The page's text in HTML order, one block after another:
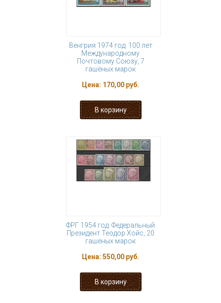
Венгрия 1974 год. 100 лет
Международному
Почтовому Союзу, 7
гашёных марок
Цена: 170,00 руб.
ФРГ 1954 год. Федеральный
Президент Теодор Хойс, 20
гашёных марок
Цена: 550,00 руб.